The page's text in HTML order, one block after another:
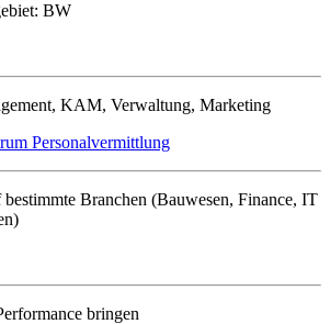
BW
KAM, Verwaltung, Marketing
Personalvermittlung
bestimmte Branchen (Bauwesen, Finance, IT
bringen